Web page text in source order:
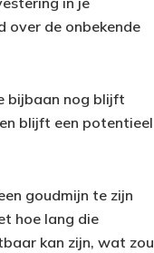
over de onbekende
bijbaan nog blijft
blijft een potentieel
goudmijn te zijn
hoe lang die
kan zijn, wat zou